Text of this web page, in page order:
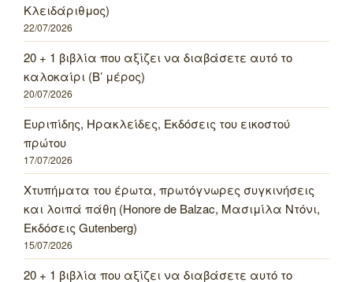
Κλειδάριθμος)
22/07/2026
20 + 1 βιβλία που αξίζει να διαβάσετε αυτό το
καλοκαίρι (Β’ μέρος)
20/07/2026
Ευριπίδης, Ηρακλείδες, Εκδόσεις του εικοστού
πρώτου
17/07/2026
Χτυπήματα του έρωτα, πρωτόγνωρες συγκινήσεις
και λοιπά πάθη (Honore de Balzac, Μασιμίλα Ντόνι,
Εκδόσεις Gutenberg)
15/07/2026
20 + 1 βιβλία που αξίζει να διαβάσετε αυτό το